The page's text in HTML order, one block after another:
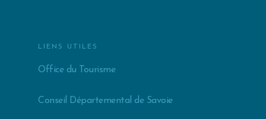
LIENS UTILES
Office du Tourisme
Conseil Départemental de Savoie